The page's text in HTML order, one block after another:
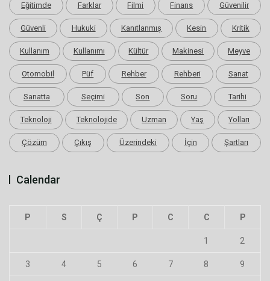
Eğitimde Farklar Filmi Finans Güvenilir
Güvenli Hukuki Kanıtlanmış Kesin Kritik
Kullanım Kullanımı Kültür Makinesi Meyve
Otomobil Püf Rehber Rehberi Sanat
Sanatta Seçimi Son Soru Tarihi
Teknoloji Teknolojide Uzman Yaş Yolları
Çözüm Çıkış Üzerindeki İçin Şartları
Calendar
P S Ç P C C P
1 2
3 4 5 6 7 8 9